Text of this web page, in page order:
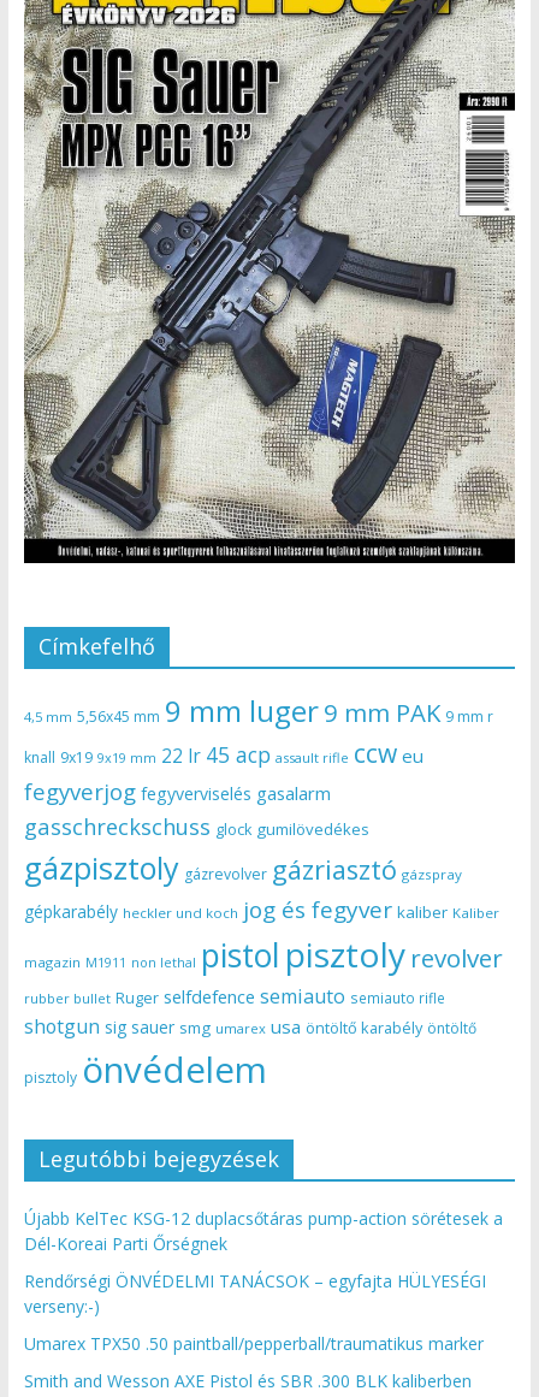
Címkefelhő
4,5 mm 5,56x45 mm 9 mm luger9 mm PAK 9 mm r
knall 9x19 9x19 mm 22 lr 45 acp assault rifle ccw eu
fegyverjog fegyverviselés gasalarm
gasschreckschuss glock gumilövedékes
gázpisztoly gázrevolver gázriasztó gázspray
gépkarabély heckler und koch jog és fegyver kaliber Kaliber
magazin M1911 non lethal pistol pisztoly revolver
rubber bullet Ruger selfdefence semiauto semiauto rifle
shotgun sig sauer smg umarex usa öntöltő karabély öntöltő
pisztoly önvédelem
Legutóbbi bejegyzések
Újabb KelTec KSG-12 duplacsőtáras pump-action sörétesek a
Dél-Koreai Parti Őrségnek
Rendőrségi ÖNVÉDELMI TANÁCSOK – egyfajta HÜLYESÉGI
verseny:-)
Umarex TPX50 .50 paintball/pepperball/traumatikus marker
Smith and Wesson AXE Pistol és SBR .300 BLK kaliberben